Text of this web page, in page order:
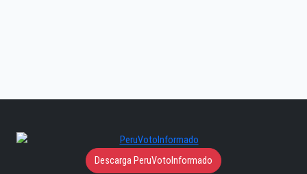
Descarga PeruVotoInformado